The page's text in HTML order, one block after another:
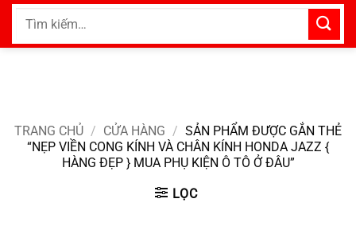
Bỏ
nội
Tìm
TRANG CHỦ / CỬA HÀNG / SẢN PHẨM ĐƯỢC GẮN THẺ
“NẸP VIỀN CONG KÍNH VÀ CHÂN KÍNH HONDA JAZZ {
HÀNG ĐẸP } MUA PHỤ KIỆN Ô TÔ Ở ĐÂU”
LỌC